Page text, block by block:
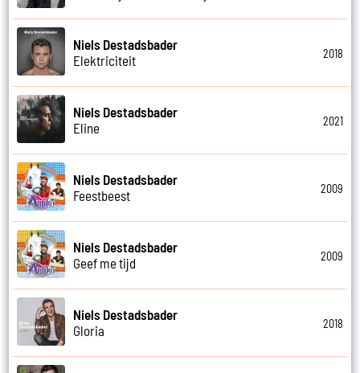
Niels Destadsbader
Elektriciteit
2018
Niels Destadsbader
Eline
2021
Niels Destadsbader
Feestbeest
2009
Niels Destadsbader
Geef me tijd
2009
Niels Destadsbader
Gloria
2018